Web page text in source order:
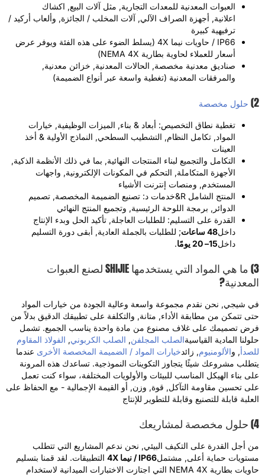
العبوات المعدنية للمعدات التجارية, مثل آلات البيع, اكشاك
اعلانية, أجهزة الصراف الآلي, آلات المخلب / الجائزة, وألعاب أركيد /
ترفيهية كبيرة
IP66 / حاويات نيما 4X (يسلط الضوء على هذه الفئة ويوفر عرض
أسعار للعملاء لحاوية بطارية NEMA 4X)
صناديق معدنية مخصصة, الحالات المعدنية, خزائن معدنية,
والمرفقات المعدنية (تغطية واسعة عبر أنواع الضميمة)
حلول مخصصة
تغطية نطاق التخصيص: أبعاد & بناء, الميزات الوظيفية, خيارات
المواد, تكامل النظام, التشطيب السطحي, النماذج الأولية & أخذ
العينات
التكامل والتجميع لبناء المنتجات النهائية, بما في ذلك الأنظمة الذكية,
الأجهزة المتكاملة, التحكم في المكونات الإلكترونية, واجهات
المستخدم, ومنصات إنترنت الأشياء
المنتج الشامل R&خدمات د: تصنيع الضميمة المخصصة, تصميم
الدوائر, برمجة اللوحة الرئيسية, وتجميع المنتج النهائي
القدرة على التسليم: للطلبات العاجلة, تأكيد الحل وبدء الإنتاج
داخل48 ساعات
; للطلبات بالجملة العادية, أبقى دورة التسليم
داخل15– 20 يومًا .
3) ما هي المواد التي يستخدمها SHIJIE لصنع العبوات
شيجي, نحن نقدم مجموعة واسعة وعالية الجودة من خيارات المواد
تتمكن من مطابقة الأداء, متانة, والتكلفة على تطبيقك الدقيق بدلاً من
تصميمك على غلاف مصنوع من مادة واحدة يناسب الجميع. تشمل
المادية القياسيةالصلب المجلفن,الصلب الكربوني, الفولاذ المقاوم
, والألومنيوم, زائد خيارات المواد / الضميمة المخصصة الأخرى عندما
مشروعك شيئًا يتجاوز التكوينات النموذجية. تساعدك هذه المرونة
بناء الهيكل المناسب للبيئات والأولويات المختلفة، سواء كنت تعمل
تحسين مقاومة التآكل, قوة, وزن, أو القيمة الإجمالية - مع الحفاظ على
قابلة للتصنيع وقابلة للتطوير للإنتاج
أجل القدرة على التكيف البيئي, نحن ندعم المشاريع التي تتطلب
حماية أعلى, مشتملIP66 / نيما 4X
التطبيقات. لقد قمنا بتسليم
حاويات بطارية NEMA 4X التي اجتازت الاختبارات الميدانية لاستخدام